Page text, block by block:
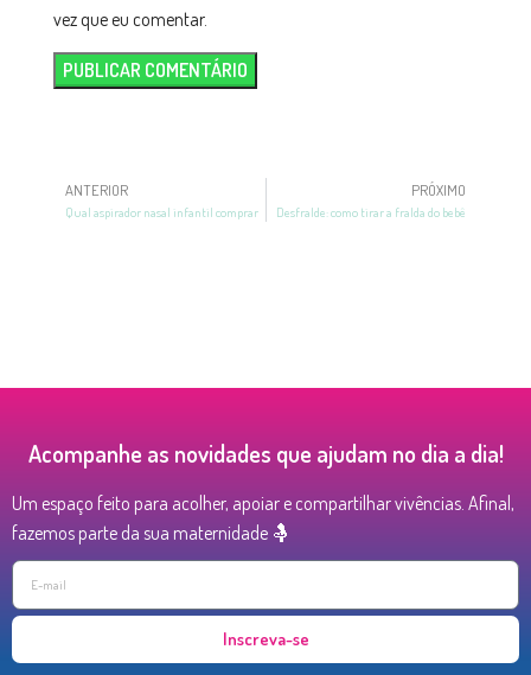
vez que eu comentar.
ANTERIOR
Qual aspirador nasal infantil comprar
PRÓXIMO
Desfralde: como tirar a fralda do bebê
Acompanhe as novidades que ajudam no dia a dia!
Um espaço feito para acolher, apoiar e compartilhar vivências. Afinal,
fazemos parte da sua maternidade 🤱
Inscreva-se